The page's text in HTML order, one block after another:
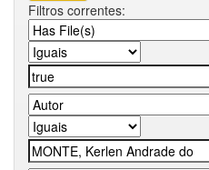
Filtros correntes: